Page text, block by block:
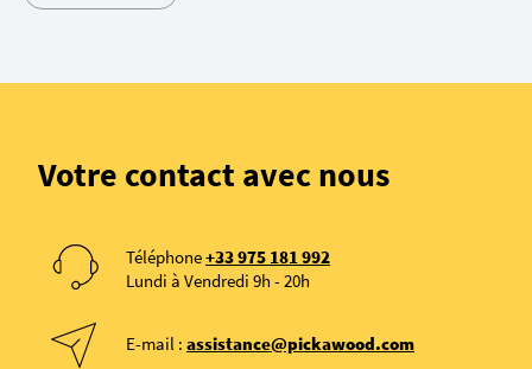
Votre contact avec nous
Téléphone+33 975 181 992
Lundi à Vendredi 9h - 20h
E-mail : assistance@pickawood.com